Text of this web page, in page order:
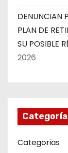
DENUNCIAN
PLAN DE
SU POSIBLE
2026
Categorias